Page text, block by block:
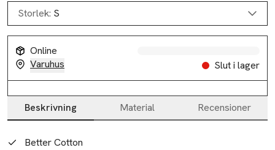
Storlek: S
Online
Varuhus
Slut i lager
Beskrivning Material Recensioner
Beskrivning
Better Cotton